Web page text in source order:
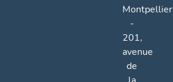
Montpellier
-
201,
avenue
de